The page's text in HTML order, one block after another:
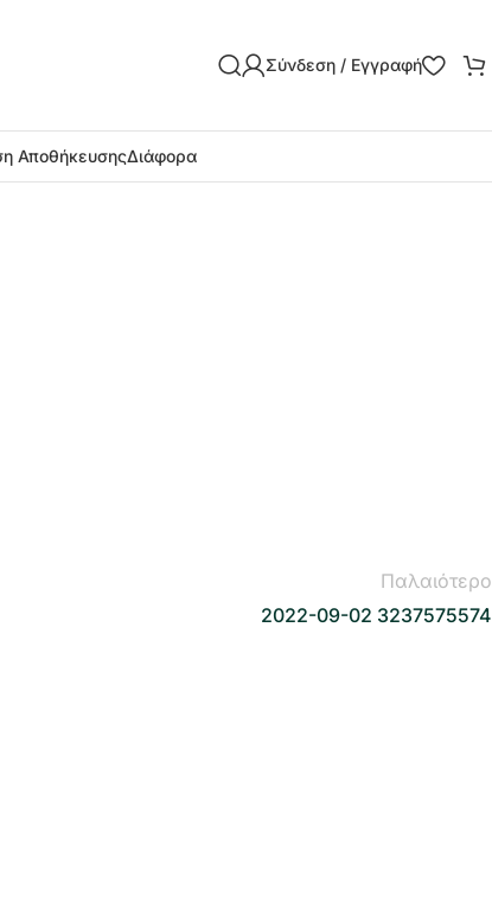
Σύνδεση / Εγγραφή
ΑποθήκευσηςΔιάφορα
Παλαιότερο
2022-09-02 3237575574